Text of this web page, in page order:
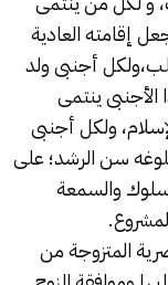
إقامته العادية
أجنبى ولد
ينتمى
ولكل أجنبى
سن الرشد؛ على
والسمعة
المتزوجة من